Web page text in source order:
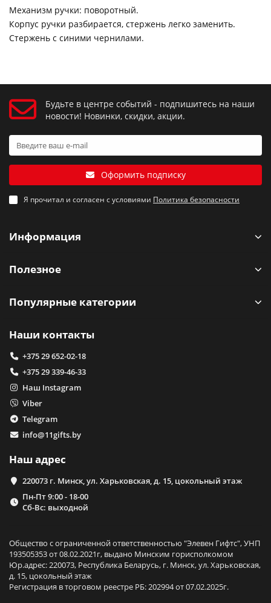
Механизм ручки: поворотный.
Корпус ручки разбирается, стержень легко заменить.
Стержень с синими чернилами.
Будьте в центре событий - подпишитесь на наши
новости! Новинки, скидки, акции.
Оформить подписку
Я прочитал и согласен с условиями Политика безопасности
Информация
Полезное
Популярные категории
Наши контакты
+375 29 652-02-18
+375 29 339-46-33
Наш Instagram
Viber
Telegram
info@11gifts.by
Наш адрес
220073 г. Минск, ул. Харьковская, д. 15, цокольный этаж
Пн-Пт 9:00 - 18-00
Сб-Вс: выходной
Общество с ограниченной ответственностью "Элевен Гифтс", УНП
193505353 от 08.02.2021г, выдано Минским горисполкомом
Юр.адрес: 220073, Республика Беларусь, г. Минск, ул. Харьковская,
д. 15, цокольный этаж
Регистрация в торговом реестре РБ: 202994 от 07.02.2025г.